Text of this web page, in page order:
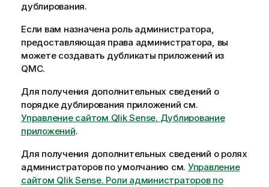
дублирования.
Если вам назначена роль администратора,
предоставляющая права администратора, вы
можете создавать дубликаты приложений из
QMC.
Для получения дополнительных сведений о
порядке дублирования приложений см.
Управление сайтом Qlik Sense. Дублирование
приложений.
Для получения дополнительных сведений о ролях
администраторов по умолчанию см. Управление
сайтом Qlik Sense. Роли администраторов по